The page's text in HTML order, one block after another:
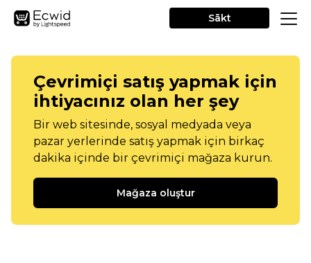
Sākt
Çevrimiçi satış yapmak için
ihtiyacınız olan her şey
Bir web sitesinde, sosyal medyada veya
pazar yerlerinde satış yapmak için birkaç
dakika içinde bir çevrimiçi mağaza kurun.
Mağaza oluştur